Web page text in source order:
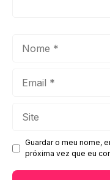
Guardar o meu nome,
próxima vez que eu